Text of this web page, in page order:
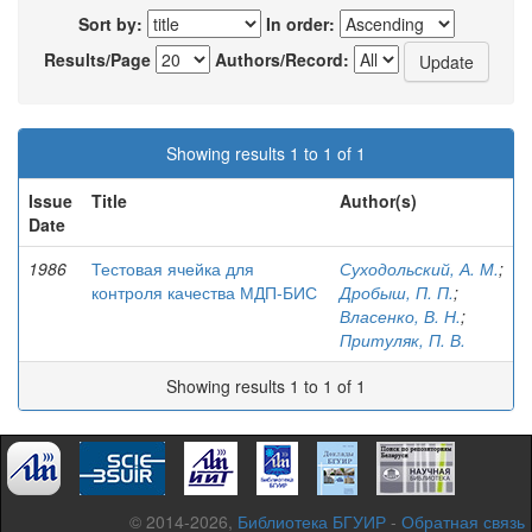
Sort by:
In order:
Results/Page
Authors/Record:
Showing results 1 to 1 of 1
Issue
Date
Title Author(s)
1986
Тестовая ячейка для
контроля качества МДП-БИС
Суходольский, А. М.;
Дробыш, П. П.;
Власенко, В. Н.;
Притуляк, П. В.
Showing results 1 to 1 of 1
© 2014-2026, Библиотека БГУИР - Обратная связь